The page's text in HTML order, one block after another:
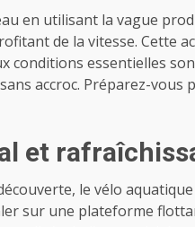
en utilisant la vague
de la vitesse. Cette
conditions essentielles
accroc. Préparez-vous
et
le vélo
sur une plateforme